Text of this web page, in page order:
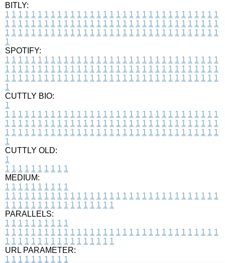
BITLY:
1 1 1 1 1 1 1 1 1 1 1 1 1 1 1 1 1 1 1 1 1 1 1 1 1 1 1 1 1 1 1 1 1
1 1 1 1 1 1 1 1 1 1 1 1 1 1 1 1 1 1 1 1 1 1 1 1 1 1 1 1 1 1 1 1 1
1 1 1 1 1 1 1 1 1 1 1 1 1 1 1 1 1 1 1 1 1 1 1 1 1 1 1 1 1 1 1 1 1
1
SPOTIFY:
1 1 1 1 1 1 1 1 1 1 1 1 1 1 1 1 1 1 1 1 1 1 1 1 1 1 1 1 1 1 1 1 1
1 1 1 1 1 1 1 1 1 1 1 1 1 1 1 1 1 1 1 1 1 1 1 1 1 1 1 1 1 1 1 1 1
1 1 1 1 1 1 1 1 1 1 1 1 1 1 1 1 1 1 1 1 1 1 1 1 1 1 1 1 1 1 1 1 1
1
CUTTLY BIO:
1
1 1 1 1 1 1 1 1 1 1 1 1 1 1 1 1 1 1 1 1 1 1 1 1 1 1 1 1 1 1 1 1 1
1 1 1 1 1 1 1 1 1 1 1 1 1 1 1 1 1 1 1 1 1 1 1 1 1 1 1 1 1 1 1 1 1
1 1 1 1 1 1 1 1 1 1 1 1 1 1 1 1 1 1 1 1 1 1 1 1 1 1 1 1 1 1 1 1 1
1
CUTTLY OLD:
1
1 1 1 1 1 1 1 1 1 1
MEDIUM:
1 1 1 1 1 1 1 1 1 1
1 1 1 1 1 1 1 1 1 1 1 1 1 1 1 1 1 1 1 1 1 1 1 1 1 1 1 1 1 1 1 1 1
1 1 1 1 1 1 1 1 1 1 1 1 1 1 1 1 1
PARALLELS:
1 1 1 1 1 1 1 1 1 1
1 1 1 1 1 1 1 1 1 1 1 1 1 1 1 1 1 1 1 1 1 1 1 1 1 1 1 1 1 1 1 1 1
1 1 1 1 1 1 1 1 1 1 1 1 1 1 1 1 1
URL PARAMETER:
1 1 1 1 1 1 1 1 1 1